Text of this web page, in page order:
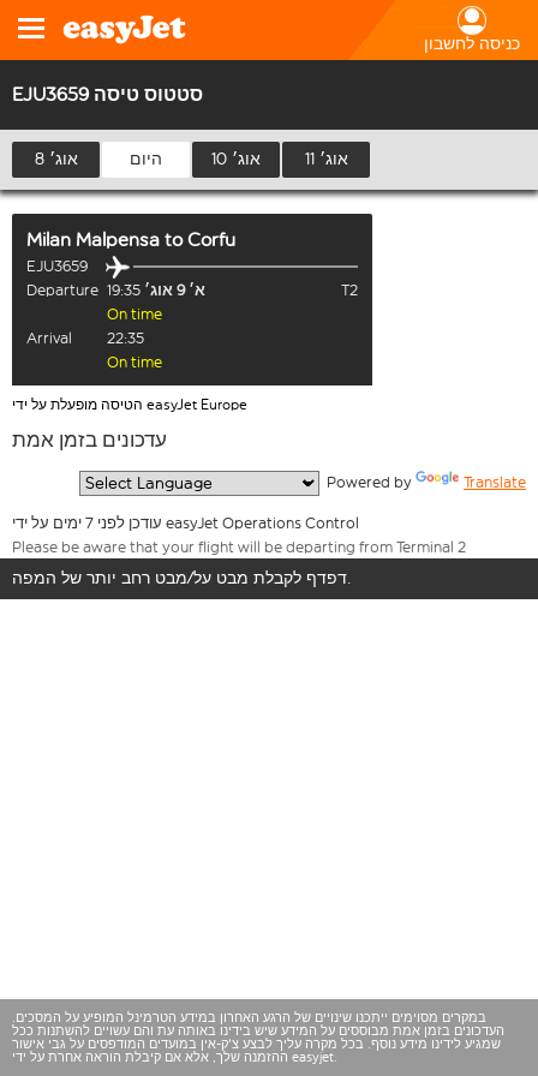
כניסה לחשבון
EJU3659 סטטוס טיסה
8 אוג׳ היום 10 אוג׳ 11 אוג׳
Milan Malpensa toCorfu
EJU3659
Departure 19:35 א׳ 9 אוג׳
T2
On time
Arrival
22:35
On time
הטיסה מופעלת על ידי easyJet Europe
עדכונים בזמן אמת
Powered by Translate
עודכן לפני 7 ימים על ידי easyJet Operations Control
Please be aware that your flight will be departing from Terminal 2
דפדף לקבלת מבט על/מבט רחב יותר של המפה.
במקרים מסוימים ייתכנו שינויים של הרגע האחרון במידע הטרמינל המופיע על המסכים.
העדכונים בזמן אמת מבוססים על המידע שיש בידינו באותה עת והם עשויים להשתנות ככל
שמגיע לידינו מידע נוסף. בכל מקרה עליך לבצע צ'ק-אין במועדים המודפסים על גבי אישור
ההזמנה שלך, אלא אם קיבלת הוראה אחרת על ידי easyjet.